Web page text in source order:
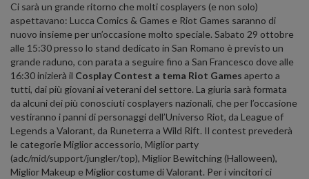
Ci sarà un grande ritorno che molti cosplayers (e non solo)
aspettavano: Lucca Comics & Games e Riot Games saranno di
nuovo insieme per un’occasione molto speciale. Sabato 29 ottobre
alle 15:30 presso lo stand dedicato in San Romano è previsto un
grande raduno, con parata a seguire fino a San Francesco dove alle
16:30 inizierà il Cosplay Contest a tema Riot Games aperto a
tutti, dai più giovani ai veterani del settore. La giuria sarà formata
da alcuni dei più conosciuti cosplayers nazionali, che per l’occasione
vestiranno i panni di personaggi dell’Universo Riot, da League of
Legends a Valorant, da Runeterra a Wild Rift. Il contest prevederà
le categorie Miglior accessorio, Miglior party
(adc/mid/support/jungler/top), Miglior Bewitching (Halloween),
Miglior Makeup e Miglior costume di Valorant. Per i vincitori ci